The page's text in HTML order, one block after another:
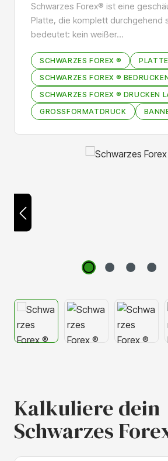
Schwarzes Forex® ist eine
Platte, die komplett durchgehend
bedeutet: kein weißer…
SCHWARZES FOREX ®
SCHWARZES FOREX ®
SCHWARZES FOREX ® DRUCKEN
GROSSFORMATDRUCK
Bildergalerie überspringen
Kalkuliere dein
Schwarzes